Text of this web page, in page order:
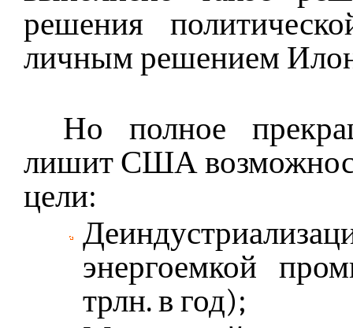
решения
личным решением
Но полное
лишит США
цели:
энергоемкой
трлн. в год);